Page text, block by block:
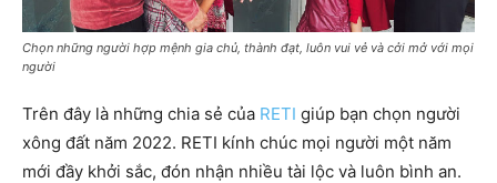
Chọn những người hợp mệnh gia chủ, thành đạt, luôn vui vẻ và cởi mở với mọi
người
Trên đây là những chia sẻ của RETI giúp bạn chọn người
xông đất năm 2022. RETI kính chúc mọi người một năm
mới đầy khởi sắc, đón nhận nhiều tài lộc và luôn bình an.